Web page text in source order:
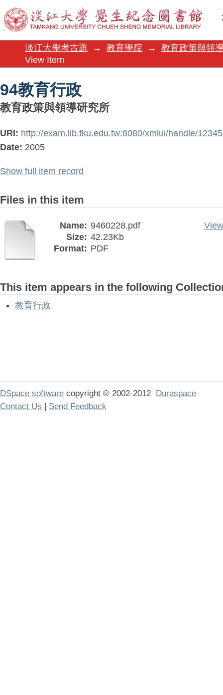
94教育行政
淡江大學考古題 → 教育學院 →
教育政策與領
View Item
94教育行政
教育政策與領導研究所
URI: http://exam.lib.tku.edu.tw:8080/xmlui/handle/
Date: 2005
Show full item record
Files in this item
Name: 9460228.pdf
Size: 42.23Kb
Format: PDF
This item appears in the following
教育行政
DSpace software copyright © 2002-2012 Duraspace
Contact Us | Send Feedback